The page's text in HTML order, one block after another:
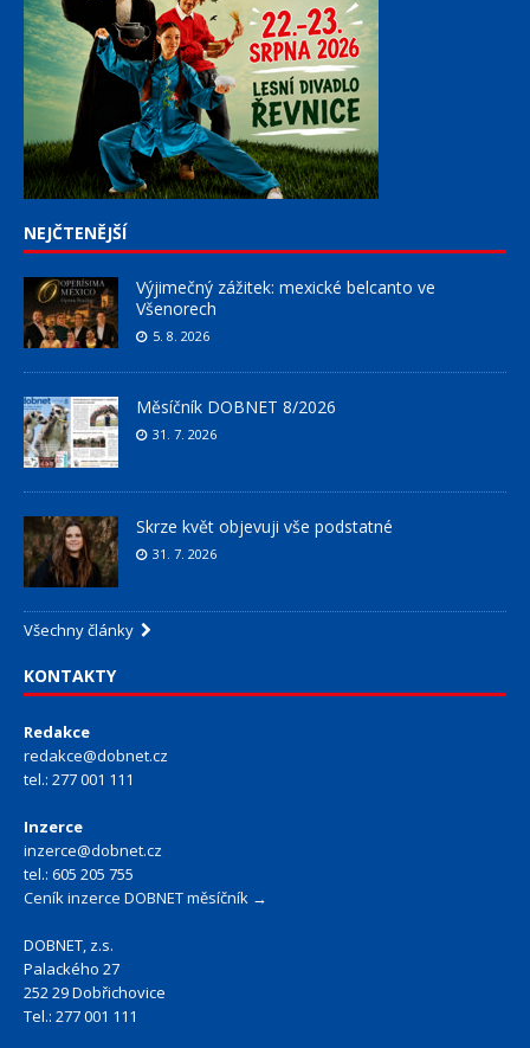
NEJČTENĚJŠÍ
Výjimečný zážitek: mexické belcanto ve
Všenorech
5. 8. 2026
Měsíčník DOBNET 8/2026
31. 7. 2026
Skrze květ objevuji vše podstatné
31. 7. 2026
Všechny články
KONTAKTY
Redakce
redakce@dobnet.cz
tel.: 277 001 111
Inzerce
inzerce@dobnet.cz
tel.: 605 205 755
Ceník inzerce DOBNET měsíčník →
DOBNET, z.s.
Palackého 27
252 29 Dobřichovice
Tel.: 277 001 111